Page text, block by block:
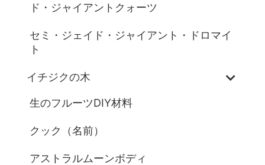
ド・ジャイアントクォーツ
セミ・ジェイド・ジャイアント・ドロマイ
ト
イチジクの木
生のフルーツDIY材料
クック（名前）
アストラルムーンボディ